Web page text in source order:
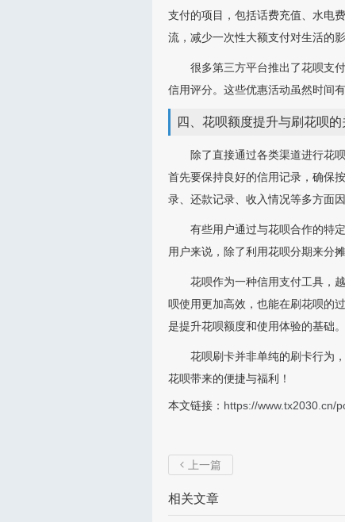
支付的项目，包括话费充值、水电
流，减少一次性大额支付对生活的影
很多第三方平台推出了花呗支
信用评分。这些优惠活动虽然时间
四、花呗额度提升与刷花呗的
除了直接通过各类渠道进行花
首先要保持良好的信用记录，确保
录、还款记录、收入情况等多方面
有些用户通过与花呗合作的特
用户来说，除了利用花呗分期来分
花呗作为一种信用支付工具，
呗使用更加高效，也能在刷花呗的
是提升花呗额度和使用体验的基础。
花呗刷卡并非单纯的刷卡行为
花呗带来的便捷与福利！
本文链接： https://www.tx2030.cn/
 上一篇
相关文章